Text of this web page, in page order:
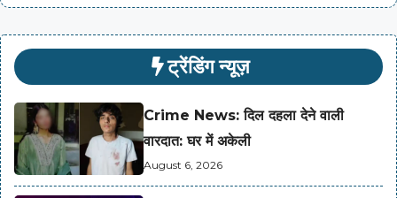
ट्रेंडिंग न्यूज़
Crime News: दिल दहला देने वाली
वारदात: घर में अकेली
August 6, 2026